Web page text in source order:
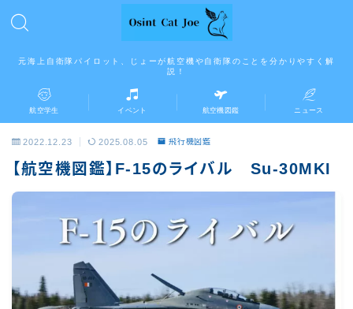
元海上自衛隊パイロット、じょーが航空機や自衛隊のことを分かりやすく解
説！
航空学生 イベント 航空機図鑑 ニュース
2022.12.23 2025.08.05 飛行機図鑑
【航空機図鑑】F-15のライバル Su-30MKI